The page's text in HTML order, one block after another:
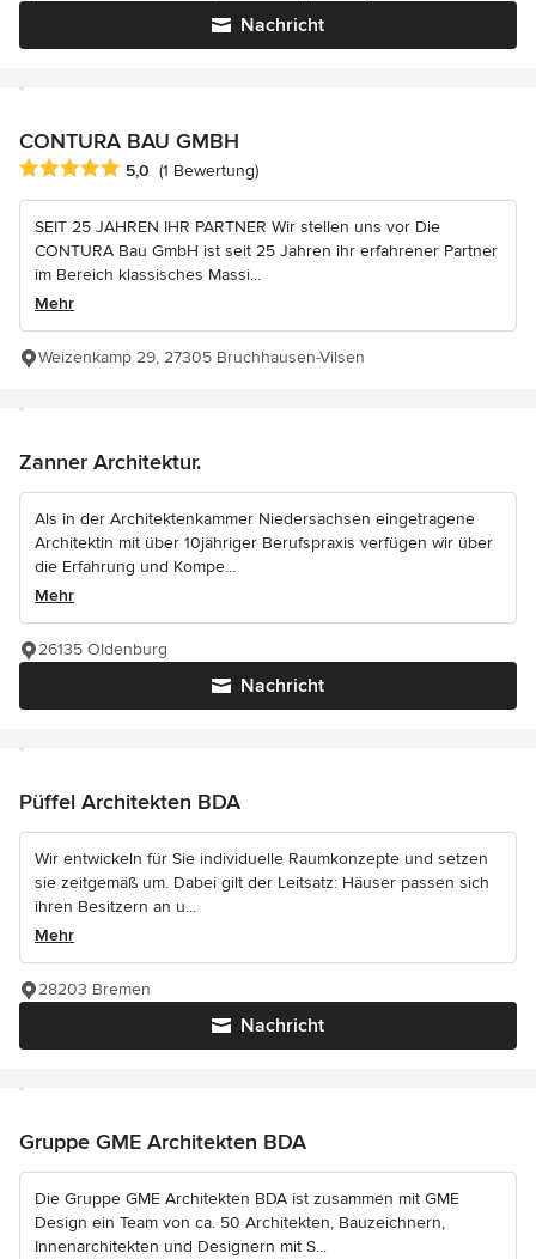
Nachricht
CONTURA BAU GMBH
Durchschnittliche Bewertung: 5 von 5 Sternen
5,0 (1 Bewertung)
SEIT 25 JAHREN IHR PARTNER Wir stellen uns vor Die
CONTURA Bau GmbH ist seit 25 Jahren ihr erfahrener Partner
im Bereich klassisches Massi...
Mehr
Weizenkamp 29, 27305 Bruchhausen-Vilsen
Zanner Architektur.
Als in der Architektenkammer Niedersachsen eingetragene
Architektin mit über 10jähriger Berufspraxis verfügen wir über
die Erfahrung und Kompe...
Mehr
Nachricht
26135 Oldenburg
Püffel Architekten BDA
Wir entwickeln für Sie individuelle Raumkonzepte und setzen
sie zeitgemäß um. Dabei gilt der Leitsatz: Häuser passen sich
ihren Besitzern an u...
Mehr
Nachricht
28203 Bremen
Gruppe GME Architekten BDA
Die Gruppe GME Architekten BDA ist zusammen mit GME
Design ein Team von ca. 50 Architekten, Bauzeichnern,
Innenarchitekten und Designern mit S...